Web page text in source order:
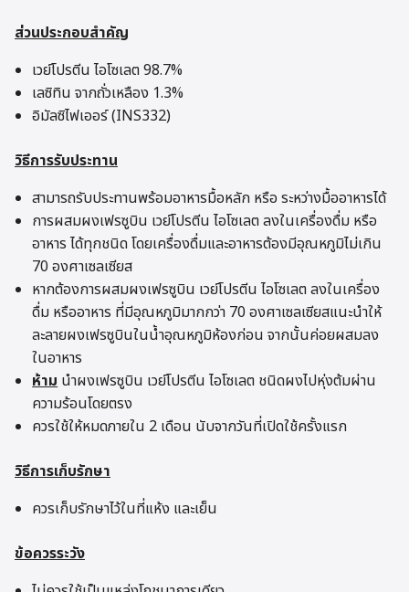
ส่วนประกอบสำคัญ
เวย์โปรตีน ไอโซเลต 98.7%
เลซิทิน จากถั่วเหลือง 1.3%
อิมัลซิไฟเออร์ (INS332)
วิธีการรับประทาน
สามารถรับประทานพร้อมอาหารมื้อหลัก หรือ ระหว่างมื้ออาหารได้
การผสมผงเฟรซูบิน เวย์โปรตีน ไอโซเลต ลงในเครื่องดื่ม หรือ
อาหาร ได้ทุกชนิด โดยเครื่องดื่มและอาหารต้องมีอุณหภูมิไม่เกิน
70 องศาเซลเซียส
หากต้องการผสมผงเฟรซูบิน เวย์โปรตีน ไอโซเลต ลงในเครื่อง
ดื่ม หรืออาหาร ที่มีอุณหภูมิมากกว่า 70 องศาเซลเซียสแนะนำให้
ละลายผงเฟรซูบินในน้ำอุณหภูมิห้องก่อน จากนั้นค่อยผสมลง
ในอาหาร
ห้าม นำผงเฟรซูบิน เวย์โปรตีน ไอโซเลต ชนิดผงไปหุ่งต้มผ่าน
ความร้อนโดยตรง
ควรใช้ให้หมดภายใน 2 เดือน นับจากวันที่เปิดใช้ครั้งแรก
วิธีการเก็บรักษา
ควรเก็บรักษาไว้ในที่แห้ง และเย็น
ข้อควรระวัง